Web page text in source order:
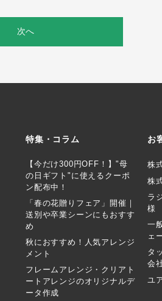
次へ
特集・コラム
【今だけ300円OFF！】"母
の日ギフト"に使えるクーポ
ン配布中！
「春の花贈りフェア」開催｜
送別や卒業シーンにもおすす
め
秋におすすめ！人気アレンジ
メント
フレームアレンジ・クリアト
ートアレンジのオリジナルデ
ータ作成
お
株
株
ラ
様
一
ェ
タ
会
ユ